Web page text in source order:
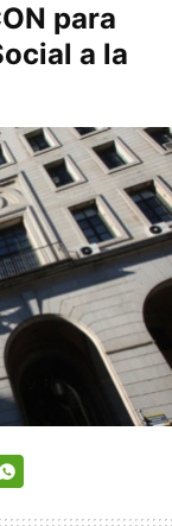
para
a la